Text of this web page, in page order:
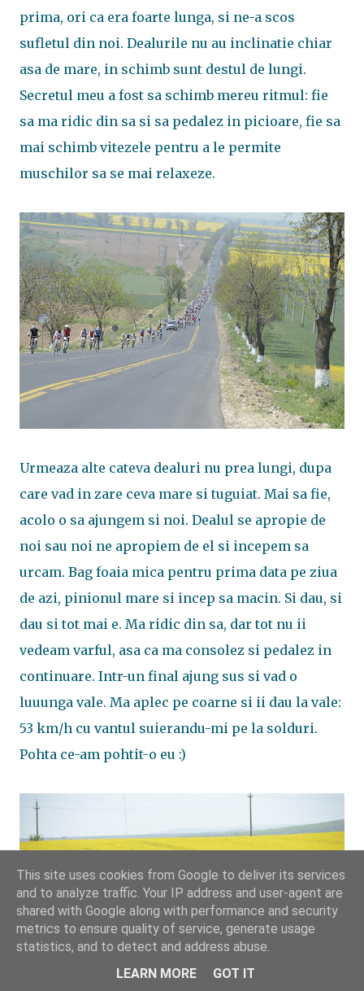
prima, ori ca era foarte lunga, si ne-a scos
sufletul din noi. Dealurile nu au inclinatie chiar
asa de mare, in schimb sunt destul de lungi.
Secretul meu a fost sa schimb mereu ritmul: fie
sa ma ridic din sa si sa pedalez in picioare, fie sa
mai schimb vitezele pentru a le permite
muschilor sa se mai relaxeze.
Urmeaza alte cateva dealuri nu prea lungi, dupa
care vad in zare ceva mare si tuguiat. Mai sa fie,
acolo o sa ajungem si noi. Dealul se apropie de
noi sau noi ne apropiem de el si incepem sa
urcam. Bag foaia mica pentru prima data pe ziua
de azi, pinionul mare si incep sa macin. Si dau, si
dau si tot mai e. Ma ridic din sa, dar tot nu ii
vedeam varful, asa ca ma consolez si pedalez in
continuare. Intr-un final ajung sus si vad o
luuunga vale. Ma aplec pe coarne si ii dau la vale:
53 km/h cu vantul suierandu-mi pe la solduri.
Pohta ce-am pohtit-o eu :)
This site uses cookies from Google to deliver its services
and to analyze traffic. Your IP address and user-agent are
shared with Google along with performance and security
metrics to ensure quality of service, generate usage
statistics, and to detect and address abuse.
LEARN MORE
GOT IT